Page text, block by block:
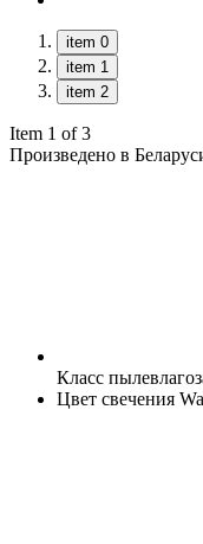
item 0
item 1
item 2
Item 1 of 3
Произведено в
Класс
Цвет свечения